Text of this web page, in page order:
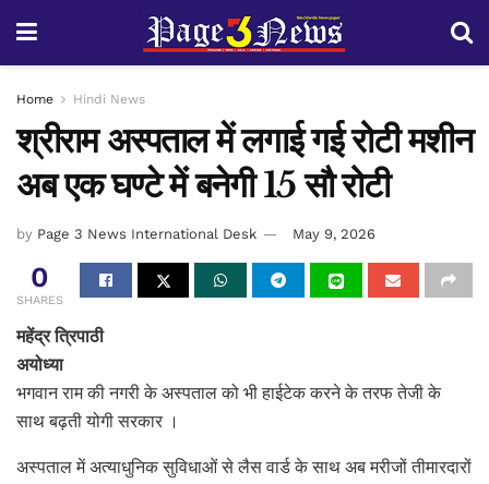
Home Hindi News
श्रीराम अस्पताल में लगाई गई रोटी मशीन
अब एक घण्टे में बनेगी 15 सौ रोटी
by Page 3 News International Desk May 9, 2026
0
SHARES
महेंद्र त्रिपाठी
अयोध्या
भगवान राम की नगरी के अस्पताल को भी हाईटेक करने के तरफ तेजी के
साथ बढ़ती योगी सरकार ।
अस्पताल में अत्याधुनिक सुविधाओं से लैस वार्ड के साथ अब मरीजों तीमारदारों